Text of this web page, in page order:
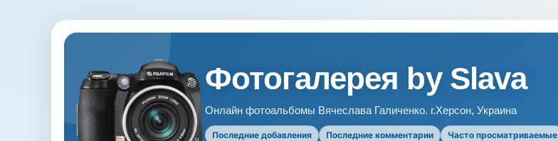
Фотогалерея by Slava
Онлайн фотоальбомы Вячеслава Галиченко. г.Херсон, Украина
Последние добавления Последние комментарии Часто просматриваемые